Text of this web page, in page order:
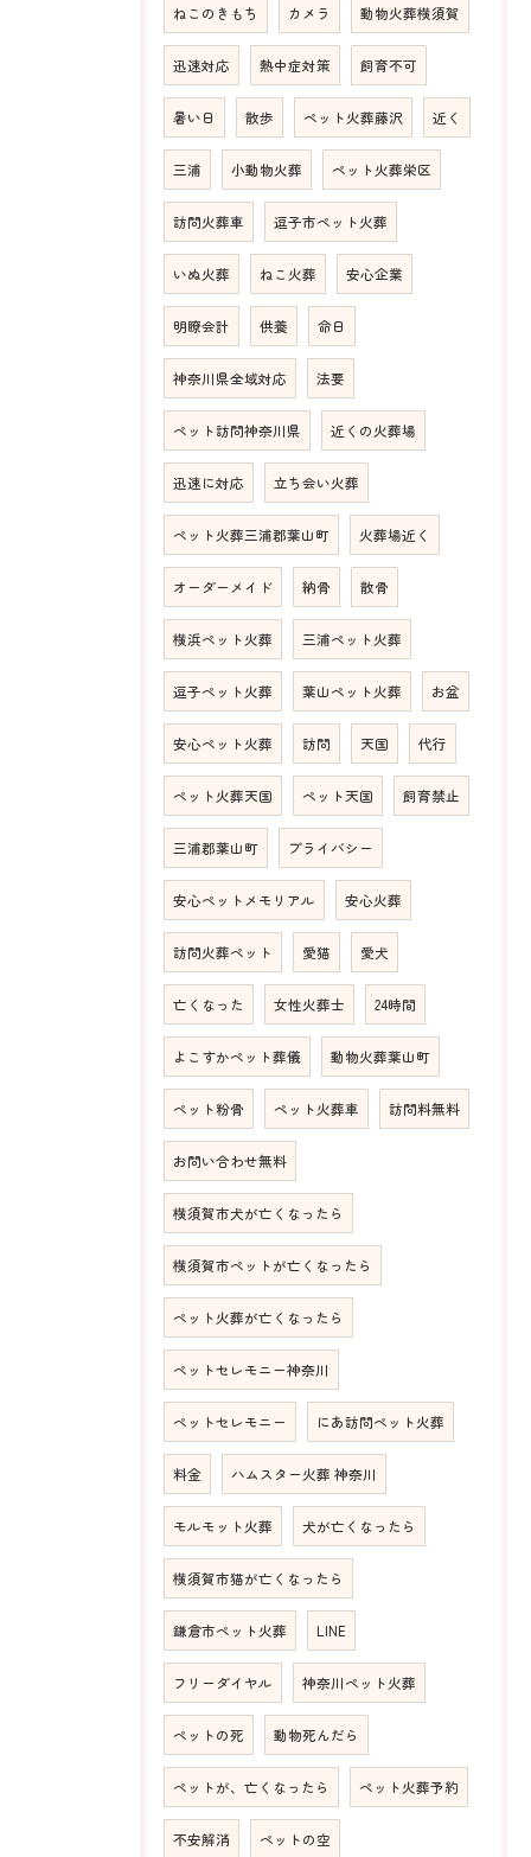
ねこのきもち カメラ 動物火葬横須賀
迅速対応 熱中症対策 飼育不可
暑い日 散歩 ペット火葬藤沢 近く
三浦 小動物火葬 ペット火葬栄区
訪問火葬車 逗子市ペット火葬
いぬ火葬 ねこ火葬 安心企業
明瞭会計 供養 命日
神奈川県全域対応 法要
ペット訪問神奈川県 近くの火葬場
迅速に対応 立ち会い火葬
ペット火葬三浦郡葉山町 火葬場近く
オーダーメイド 納骨 散骨
横浜ペット火葬 三浦ペット火葬
逗子ペット火葬 葉山ペット火葬 お盆
安心ペット火葬 訪問 天国 代行
ペット火葬天国 ペット天国 飼育禁止
三浦郡葉山町 プライバシー
安心ペットメモリアル 安心火葬
訪問火葬ペット 愛猫 愛犬
亡くなった 女性火葬士 24時間
よこすかペット葬儀 動物火葬葉山町
ペット粉骨 ペット火葬車 訪問料無料
お問い合わせ無料
横須賀市犬が亡くなったら
横須賀市ペットが亡くなったら
ペット火葬が亡くなったら
ペットセレモニー神奈川
ペットセレモニー にあ訪問ペット火葬
料金 ハムスター火葬 神奈川
モルモット火葬 犬が亡くなったら
横須賀市猫が亡くなったら
鎌倉市ペット火葬 LINE
フリーダイヤル 神奈川ペット火葬
ペットの死 動物死んだら
ペットが、亡くなったら ペット火葬予約
不安解消 ペットの空